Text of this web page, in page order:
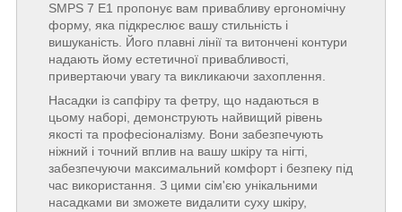
SMPS 7 E1 пропонує вам привабливу ергономічну
форму, яка підкреслює вашу стильність і
вишуканість. Його плавні лінії та витончені контури
надають йому естетичної привабливості,
привертаючи увагу та викликаючи захоплення.
Насадки із сапфіру та фетру, що надаються в
цьому наборі, демонструють найвищий рівень
якості та професіоналізму. Вони забезпечують
ніжний і точний вплив на вашу шкіру та нігті,
забезпечуючи максимальний комфорт і безпеку під
час використання. З цими сім'єю унікальними
насадками ви зможете видалити суху шкіру,